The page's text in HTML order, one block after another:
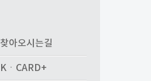
찾아오시는길
KㆍCARD+